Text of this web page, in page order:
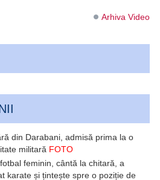
Arhiva Video
din Darabani, admisă prima la o
militară FOTO
feminin, cântă la chitară, a
karate și țintește spre o poziție de